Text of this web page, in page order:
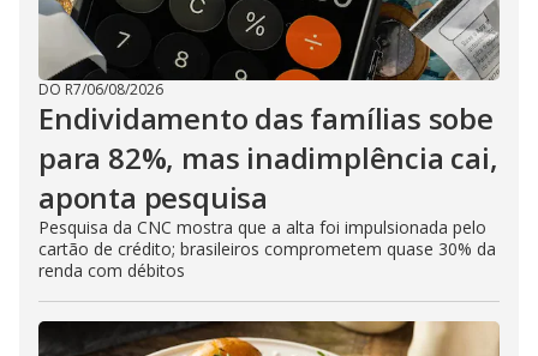
DO R7/06/08/2026
Endividamento das famílias sobe
para 82%, mas inadimplência cai,
aponta pesquisa
Pesquisa da CNC mostra que a alta foi impulsionada pelo
cartão de crédito; brasileiros comprometem quase 30% da
renda com débitos